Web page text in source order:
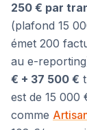
250 € par
(plafond 15
émet 200
au e-
€ + 37 500 €
est de 15 000
comme